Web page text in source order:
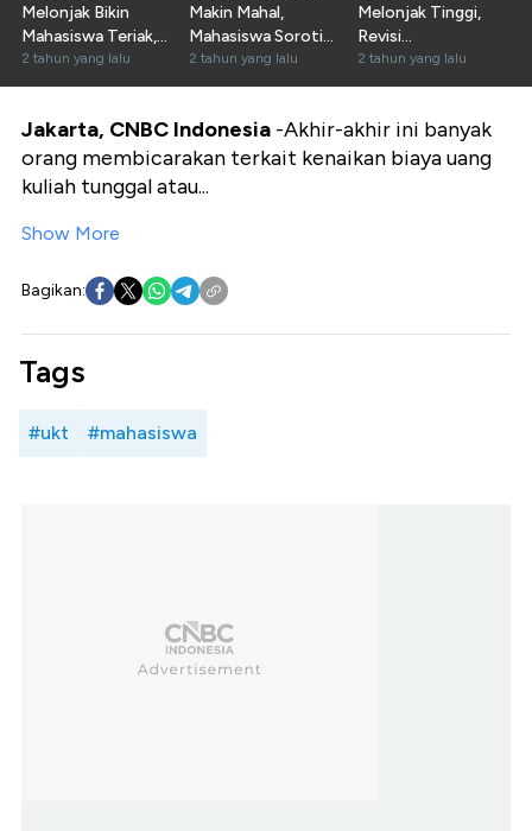
Melonjak Bikin
Mahasiswa Teriak,
Salah Siapa Sih?
2 tahun yang lalu
Makin Mahal,
Mahasiswa Soroti
Kibijakan Kampus!
2 tahun yang lalu
Melonjak Tinggi,
Revisi
Permendikbud
Sudah Mendesak?
2 tahun yang lalu
Jakarta, CNBC Indonesia -Akhir-akhir ini banyak
orang membicarakan terkait kenaikan biaya uang
kuliah tunggal atau...
Show More
Bagikan:
Tags
#ukt #mahasiswa